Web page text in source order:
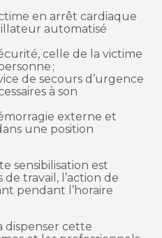
en arrêt cardiaque
automatisé
celle de la victime
;
de secours d’urgence
à son
externe et
une position
sensibilisation est
travail, l’action de
pendant l’horaire
dispenser cette